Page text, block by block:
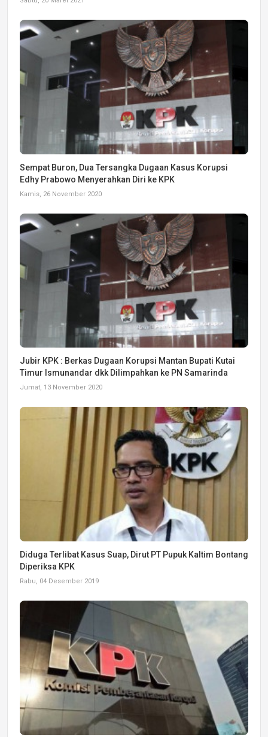
Sempat Buron, Dua Tersangka Dugaan Kasus Korupsi
Edhy Prabowo Menyerahkan Diri ke KPK
Kamis, 26 November 2020
Jubir KPK : Berkas Dugaan Korupsi Mantan Bupati Kutai
Timur Ismunandar dkk Dilimpahkan ke PN Samarinda
Jumat, 13 November 2020
Diduga Terlibat Kasus Suap, Dirut PT Pupuk Kaltim Bontang
Diperiksa KPK
Rabu, 04 Desember 2019